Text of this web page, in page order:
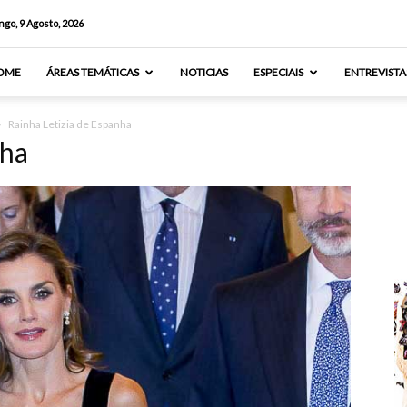
9 Agosto, 2026
ÁREAS TEMÁTICAS NOTICIAS ESPECIAIS
Rainha Letizia de Espanha